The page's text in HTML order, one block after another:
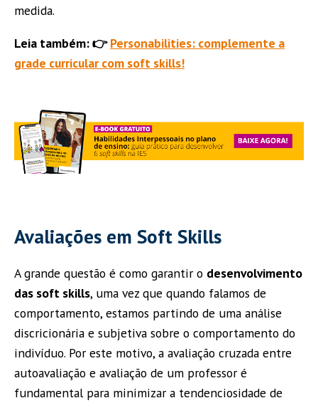
medida.
Leia também: 👉Personabilities: complemente a
grade curricular com soft skills!
Avaliações em Soft Skills
A grande questão é como garantir o desenvolvimento
das soft skills, uma vez que quando falamos de
comportamento, estamos partindo de uma análise
discricionária e subjetiva sobre o comportamento do
indivíduo. Por este motivo, a avaliação cruzada entre
autoavaliação e avaliação de um professor é
fundamental para minimizar a tendenciosidade de